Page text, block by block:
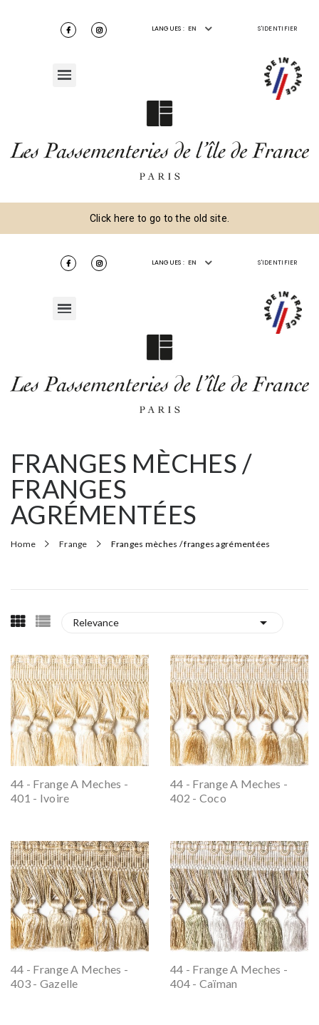
LANGUES : EN S'IDENTIFIER
Click here to go to the old site.
LANGUES : EN S'IDENTIFIER
FRANGES MÈCHES /
FRANGES
AGRÉMENTÉES
Home Frange Franges mèches / franges agrémentées
Relevance 
44 - Frange A Meches -
401 - Ivoire
44 - Frange A Meches -
402 - Coco
44 - Frange A Meches -
403 - Gazelle
44 - Frange A Meches -
404 - Caïman